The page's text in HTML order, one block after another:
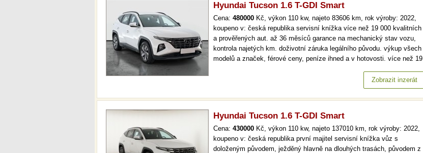
Hyundai Tucson 1.6 T-GDI Smart
Cena: 480000 Kč, výkon 110 kw, najeto 83606 km, rok výroby: 2022,
koupeno v: česká republika servisní knížka více než 19 000 kvalitních
a prověřených aut. až 36 měsíců garance na mechanický stav vozu,
kontrola najetých km. doživotní záruka legálního původu. výkup všech
modelů a značek, férové ceny, peníze ihned a v hotovosti. více než 19
mechanický stav vozu, kontrola najetých km. doživotní záruka…
Zobrazit inzerát
Hyundai Tucson 1.6 T-GDI Smart
Cena: 430000 Kč, výkon 110 kw, najeto 137010 km, rok výroby: 2022,
koupeno v: česká republika první majitel servisní knížka vůz s
doloženým původem, ježděný hlavně na dlouhých trasách, původem z